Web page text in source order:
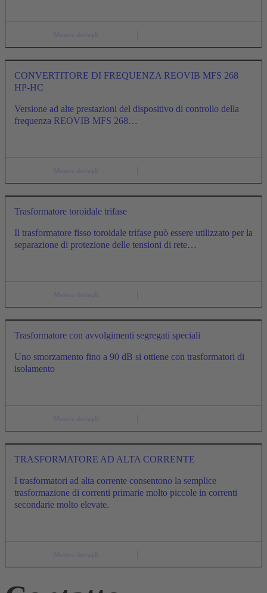
CONVERTITORE DI FREQUENZA REOVIB MFS 268
HP-HC
Versione ad alte prestazioni del dispositivo di controllo della
frequenza REOVIB MFS 268…
Trasformatore toroidale trifase
Il trasformatore fisso toroidale trifase può essere utilizzato per la
separazione di protezione delle tensioni di rete…
Trasformatore con avvolgimenti segregati speciali
Uno smorzamento fino a 90 dB si ottiene con trasformatori di
isolamento
TRASFORMATORE AD ALTA CORRENTE
I trasformatori ad alta corrente consentono la semplice
trasformazione di correnti primarie molto piccole in correnti
secondarie molto elevate.